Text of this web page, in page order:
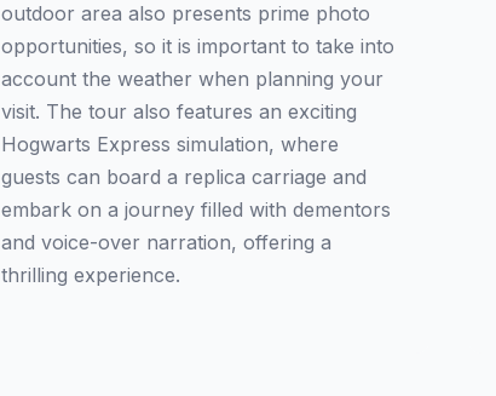
outdoor area also presents prime photo
opportunities, so it is important to take into
account the weather when planning your
visit. The tour also features an exciting
Hogwarts Express simulation, where
guests can board a replica carriage and
embark on a journey filled with dementors
and voice-over narration, offering a
thrilling experience.